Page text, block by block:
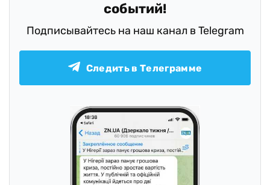
событий!
Подписывайтесь на наш канал в Telegram
Следить в Телеграмме